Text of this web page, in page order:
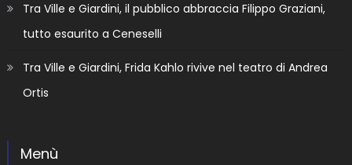
Tra Ville e Giardini, il pubblico abbraccia Filippo Graziani,
tutto esaurito a Ceneselli
Tra Ville e Giardini, Frida Kahlo rivive nel teatro di Andrea
Ortis
Menù